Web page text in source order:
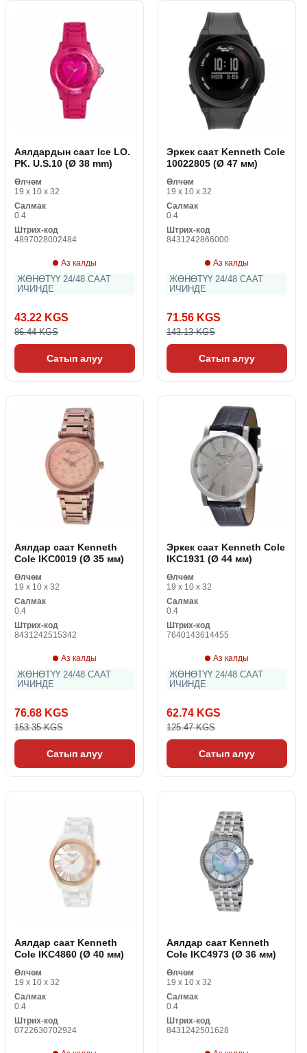
Аялдардын саат Ice LO.
PK. U.S.10 (Ø 38 mm)
Өлчөм
19 x 10 x 32
Салмак
0.4
Штрих-код
4897028002484
Аз калды
ЖӨНӨТҮҮ 24/48 СААТ
ИЧИНДЕ
43.22 KGS
86.44 KGS
Сатып алуу
Эркек саат Kenneth Cole
10022805 (Ø 47 мм)
Өлчөм
19 x 10 x 32
Салмак
0.4
Штрих-код
8431242866000
Аз калды
ЖӨНӨТҮҮ 24/48 СААТ
ИЧИНДЕ
71.56 KGS
143.13 KGS
Сатып алуу
Аялдар саат Kenneth
Cole IKC0019 (Ø 35 мм)
Өлчөм
19 x 10 x 32
Салмак
0.4
Штрих-код
8431242515342
Аз калды
ЖӨНӨТҮҮ 24/48 СААТ
ИЧИНДЕ
76.68 KGS
153.35 KGS
Сатып алуу
Эркек саат Kenneth Cole
IKC1931 (Ø 44 мм)
Өлчөм
19 x 10 x 32
Салмак
0.4
Штрих-код
7640143614455
Аз калды
ЖӨНӨТҮҮ 24/48 СААТ
ИЧИНДЕ
62.74 KGS
125.47 KGS
Сатып алуу
Аялдар саат Kenneth
Cole IKC4860 (Ø 40 мм)
Өлчөм
19 x 10 x 32
Салмак
0.4
Штрих-код
0722630702924
Аялдар саат Kenneth
Cole IKC4973 (Ø 36 мм)
Өлчөм
19 x 10 x 32
Салмак
0.4
Штрих-код
8431242501628